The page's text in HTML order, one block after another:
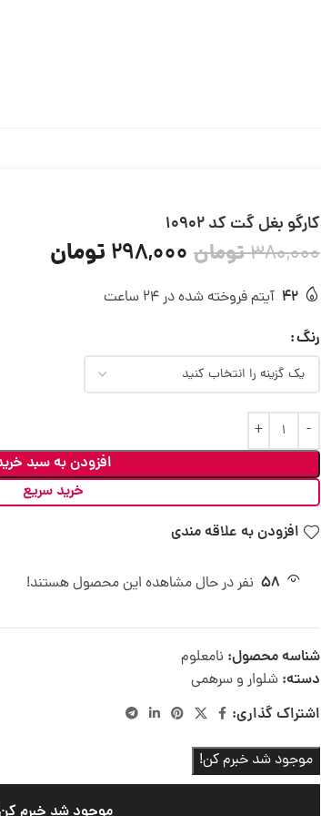
کارگو بغل گت کد 10902
380,000تومان 298,000 تومان
42 آیتم فروخته شده در 24 ساعت
رنگ
افزودن به سبد
خرید سریع
افزودن به علاقه مندی
58 نفر در حال مشاهده این محصول هستند!
شناسه محصول: نامعلوم
دسته: شلوار و سرهمی
اشتراک گذاری:
موجود شد خبرم کن!